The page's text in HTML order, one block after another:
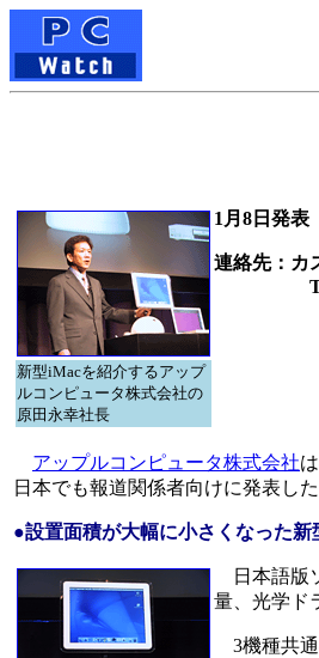
新型iMacを紹介するアップ
ルコンピュータ株式会社の
原田永幸社長
1月8日発表
連絡先：カ
アップルコンピュータ株式会社
日本でも報道関係者向けに発表した
●設置面積が大幅に小さくなった新
日本語版
量、光学ド
3機種共通